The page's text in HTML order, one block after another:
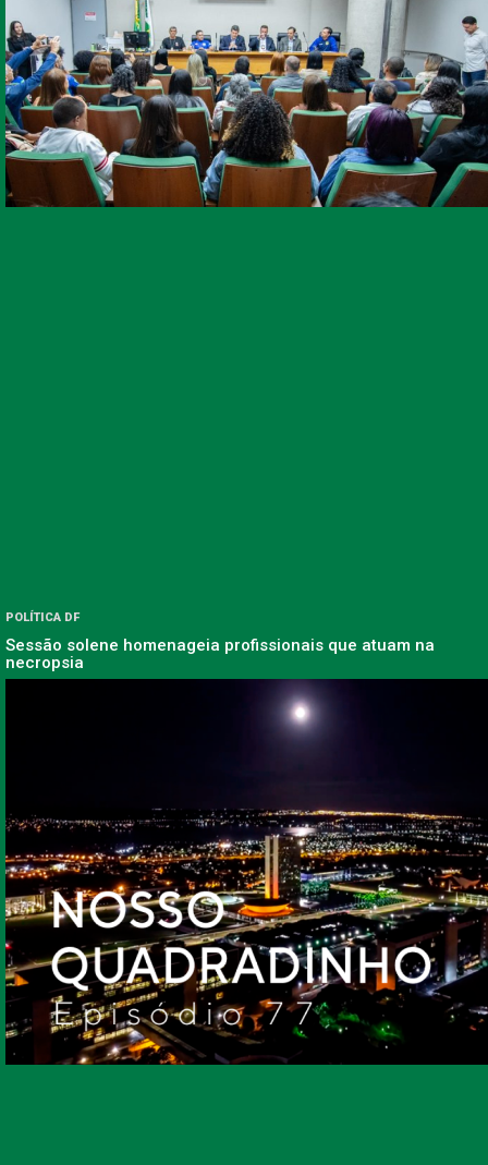
POLÍTICA DF
Sessão solene homenageia profissionais que atuam na
necropsia